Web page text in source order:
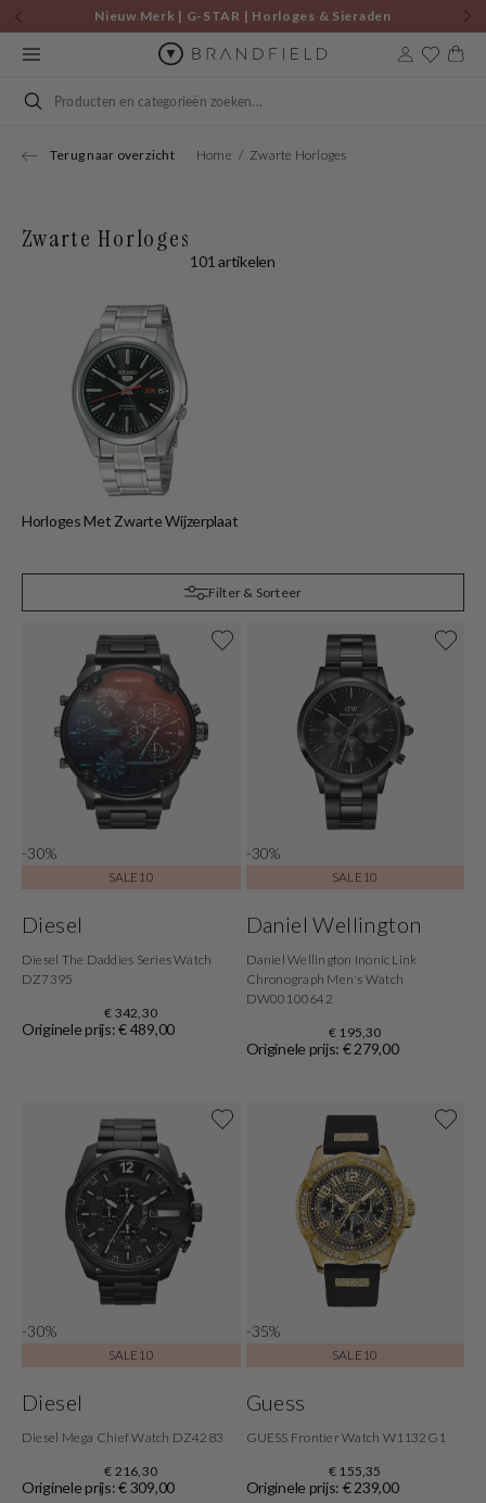
Skip to
content
Nieuw Merk | G-STAR | Horloges & Sieraden
9to5 Edit | Shop nu voor €75 en ontvang een gratis tas! Cart
Search
Terug naar overzicht Home Zwarte Horloges
Zwarte Horloges
101 artikelen
Horloges Met Zwarte Wijzerplaat
Filter & Sorteer
-30%
SALE10
Diesel
Diesel The Daddies Series Watch
DZ7395
€ 342,30
Originele prijs: € 489,00
-30%
SALE10
Daniel Wellington
Daniel Wellington Inonic Link
Chronograph Men's Watch
DW00100642
€ 195,30
Originele prijs: € 279,00
-30%
SALE10
Diesel
Diesel Mega Chief Watch DZ4283
€ 216,30
Originele prijs: € 309,00
-35%
SALE10
Guess
GUESS Frontier Watch W1132G1
€ 155,35
Originele prijs: € 239,00